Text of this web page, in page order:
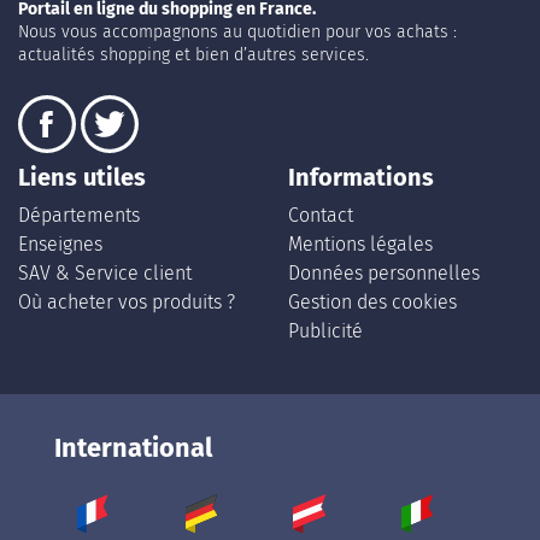
Portail en ligne du shopping en France.
Nous vous accompagnons au quotidien pour vos achats :
actualités shopping et bien d’autres services.
Liens utiles
Départements
Enseignes
SAV & Service client
Où acheter vos produits ?
Informations
Contact
Mentions légales
Données personnelles
Gestion des cookies
Publicité
International